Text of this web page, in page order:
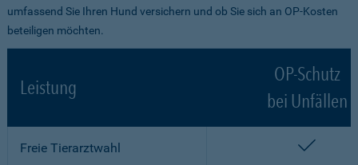
umfassend Sie Ihren Hund versichern und ob Sie sich an OP-Kosten
beteiligen möchten.
Leistung
OP-Schutz
bei Unfällen
Freie Tierarztwahl